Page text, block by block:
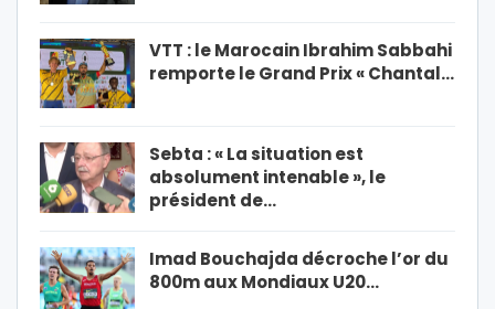
VTT : le Marocain Ibrahim Sabbahi
remporte le Grand Prix « Chantal…
Sebta : « La situation est
absolument intenable », le
président de…
Imad Bouchajda décroche l’or du
800m aux Mondiaux U20…